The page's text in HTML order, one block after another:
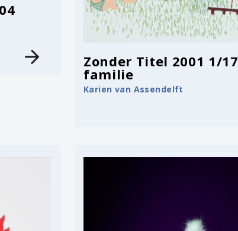
Zonder Titel 2001 1/17
familie
Karien van Assendelft